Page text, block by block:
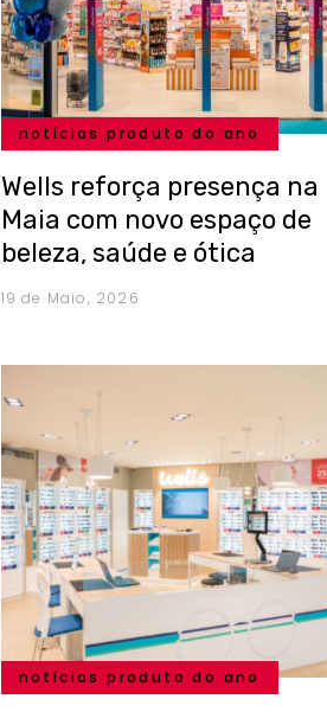
notícias produto do ano
Wells reforça presença na
Maia com novo espaço de
beleza, saúde e ótica
19 de Maio, 2026
notícias produto do ano